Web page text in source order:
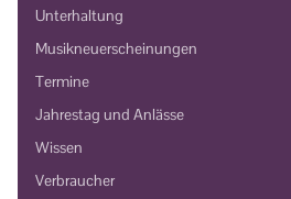
Unterhaltung
Musikneuerscheinungen
Termine
Jahrestag und Anlässe
Wissen
Verbraucher